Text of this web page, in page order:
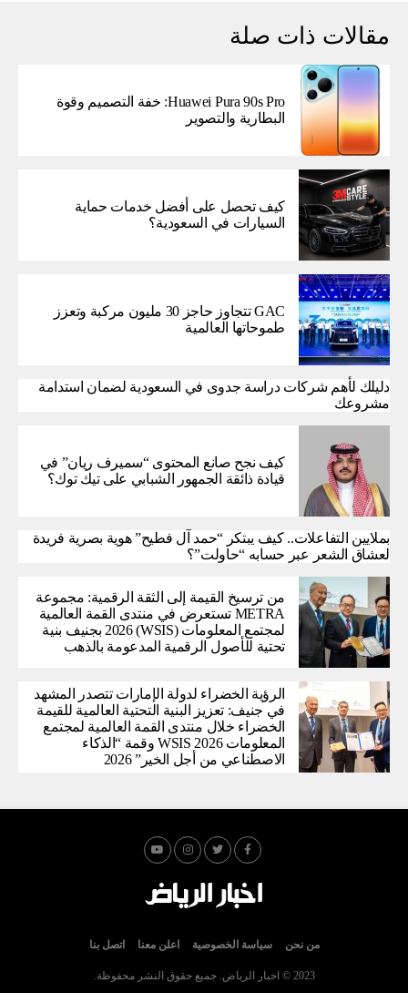
مقالات ذات صلة
Huawei Pura 90s Pro: خفة التصميم وقوة
البطارية والتصوير
كيف تحصل على أفضل خدمات حماية
السيارات في السعودية؟
GAC تتجاوز حاجز 30 مليون مركبة وتعزز
طموحاتها العالمية
دليلك لأهم شركات دراسة جدوى في السعودية لضمان استدامة
مشروعك
كيف نجح صانع المحتوى “سميرف ريان” في
قيادة ذائقة الجمهور الشبابي على تيك توك؟
بملايين التفاعلات.. كيف يبتكر “حمد آل فطيح” هوية بصرية فريدة
لعشاق الشعر عبر حسابه “حاولت”؟
من ترسيخ القيمة إلى الثقة الرقمية: مجموعة
METRA تستعرض في منتدى القمة العالمية
لمجتمع المعلومات (WSIS) 2026 بجنيف بنية
تحتية للأصول الرقمية المدعومة بالذهب
الرؤية الخضراء لدولة الإمارات تتصدر المشهد
في جنيف: تعزيز البنية التحتية العالمية للقيمة
الخضراء خلال منتدى القمة العالمية لمجتمع
المعلومات WSIS 2026 وقمة “الذكاء
الاصطناعي من أجل الخير” 2026
من نحن سياسة الخصوصية اعلن معنا اتصل بنا
2023 © اخبار الرياض. جميع حقوق النشر محفوظة.